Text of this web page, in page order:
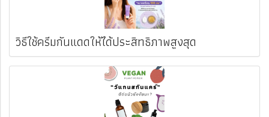
วิธีใช้ครีมกันแดดให้ได้ประสิทธิภาพสูงสุด